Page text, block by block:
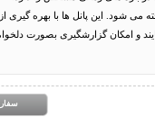
شود. این پانل ها با بهره گیری از
و امکان گزارشگیری بصورت دلخواه